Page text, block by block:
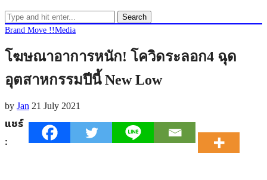
Search
Brand Move !!Media
โฆษณาอาการหนัก! โควิดระลอก4 ฉุด
อุตสาหกรรมปีนี้ New Low
by Jan 21 July 2021
แชร์
: